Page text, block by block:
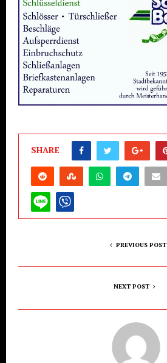
SHARE
PREVIOUS POST
NEXT POST